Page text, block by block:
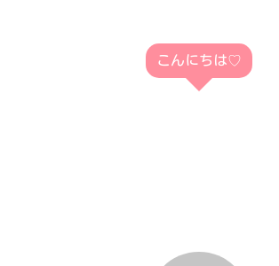
こんにちは♡